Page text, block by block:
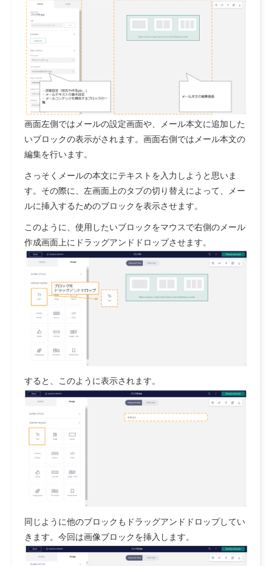
画面左側ではメールの設定画面や、メール本文に追加した
いブロックの表示がされます。画面右側ではメール本文の
編集を行います。
さっそくメールの本文にテキストを入力しようと思いま
す。その際に、左画面上のタブの切り替えによって、メー
ルに挿入するためのブロックを表示させます。
このように、使用したいブロックをマウスで右側のメール
作成画面上にドラッグアンドドロップさせます。
すると、このように表示されます。
同じように他のブロックもドラッグアンドドロップしてい
きます。今回は画像ブロックを挿入します。